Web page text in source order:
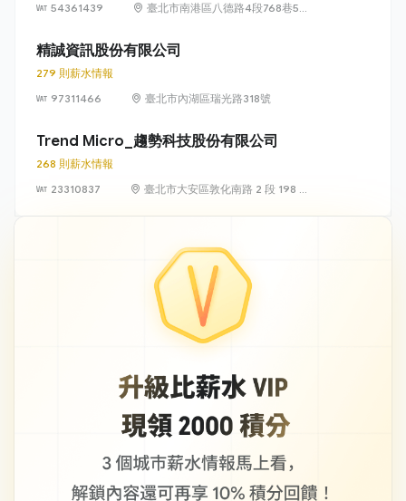
54361439
臺北市南港區八德路4段768巷5號
精誠資訊股份有限公司
279 則薪水情報
97311466
臺北市內湖區瑞光路318號
Trend Micro_趨勢科技股份有限公司
268 則薪水情報
23310837
臺北市大安區敦化南路 2 段 198 號